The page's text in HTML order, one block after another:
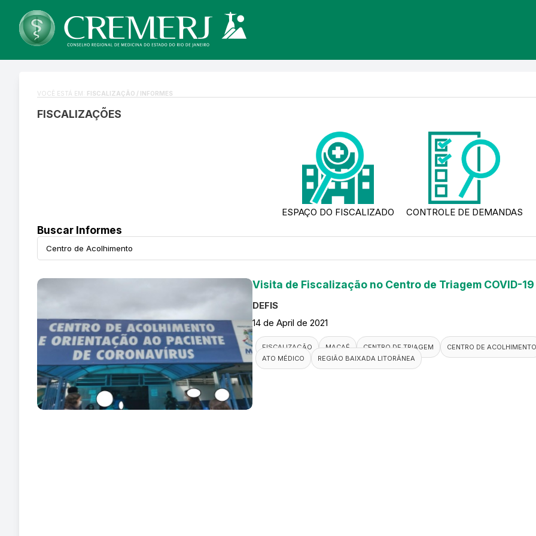
VOCÊ ESTÁ EM: FISCALIZAÇÃO / INFORMES
FISCALIZAÇÕES
ESPAÇO DO FISCALIZADO CONTROLE DE DEMANDAS
Buscar Informes
Visita de Fiscalização no Centro de Triagem COVID-
DEFIS
14 de April de 2021
FISCALIZAÇÃO MACAÉ CENTRO DE TRIAGEM CENTRO DE ACOLHIMENTO
ATO MÉDICO
REGIÃO BAIXADA LITORÂNEA